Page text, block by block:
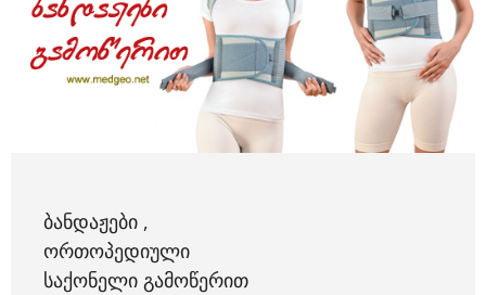
ᲑᲐᲜᲓᲐᲟᲔᲑᲘ ,
ᲝᲠᲗᲝᲞᲔᲓᲘᲣᲚᲘ
ᲡᲐᲥᲝᲜᲔᲚᲘ ᲒᲐᲛᲝᲬᲔᲠᲘᲗ